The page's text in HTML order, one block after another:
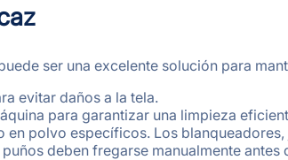
ser una excelente solución para
evitar daños a la tela.
para garantizar una limpieza
en polvo específicos. Los
deben fregarse manualmente antes